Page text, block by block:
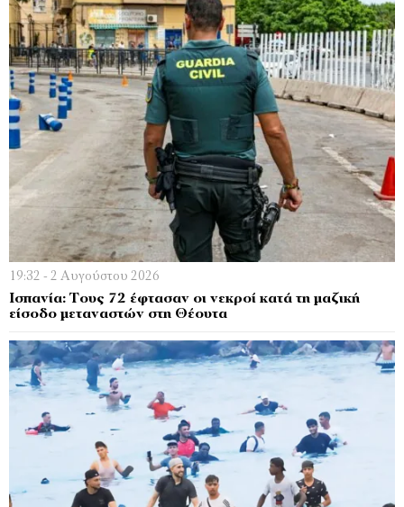
19:32 - 2 Αυγούστου 2026
Ισπανία: Τους 72 έφτασαν οι νεκροί κατά τη μαζική
είσοδο μεταναστών στη Θέουτα